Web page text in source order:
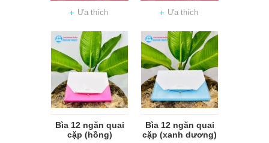
Ưa thích Ưa thích
Bìa 12 ngăn quai
cặp (hồng)
Bìa 12 ngăn quai
cặp (xanh dương)